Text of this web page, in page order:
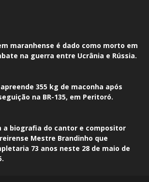
maranhense é dado como morto em
na guerra entre Ucrânia e Rússia.
apreende 355 kg de maconha após
na BR-135, em Peritoró.
a biografia do cantor e compositor
Mestre Brandinho que
73 anos neste 28 de maio de